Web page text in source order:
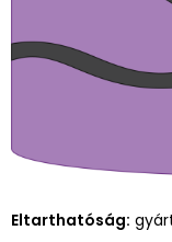
Eltarthatóság: